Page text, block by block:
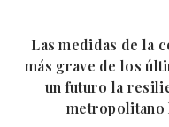
Las medidas de la
más grave de los
un futuro la
metropolitano